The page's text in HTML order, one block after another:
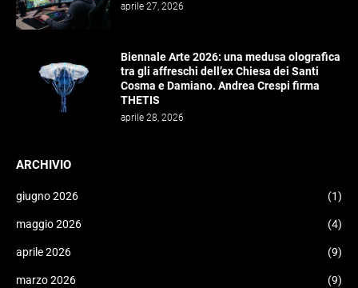
aprile 27, 2026
Biennale Arte 2026: una medusa olografica
tra gli affreschi dell’ex Chiesa dei Santi
Cosma e Damiano. Andrea Crespi firma
THETIS
aprile 28, 2026
ARCHIVIO
giugno 2026 (1)
maggio 2026 (4)
aprile 2026 (9)
marzo 2026 (9)